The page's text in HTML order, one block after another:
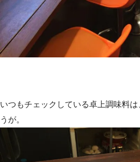
いつもチェックしている卓上調味料
うが。